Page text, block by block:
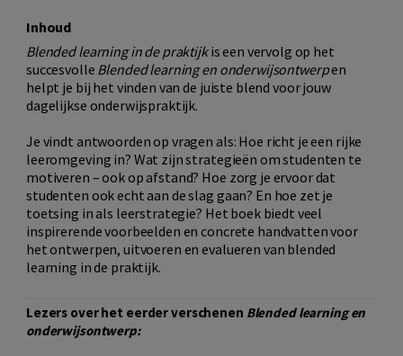
Inhoud
Blended learning in de praktijkis een vervolg op het
succesvolle Blended learning en onderwijsontwerpen
helpt je bij het vinden van de juiste blend voor jouw
dagelijkse onderwijspraktijk.
Je vindt antwoorden op vragen als: Hoe richt je een rijke
leeromgeving in? Wat zijn strategieën om studenten te
motiveren – ook op afstand? Hoe zorg je ervoor dat
studenten ook echt aan de slag gaan? En hoe zet je
toetsing in als leerstrategie? Het boek biedt veel
inspirerende voorbeelden en concrete handvatten voor
het ontwerpen, uitvoeren en evalueren van blended
learning in de praktijk.
Lezers over het eerder verschenen Blended learning en
onderwijsontwerp: